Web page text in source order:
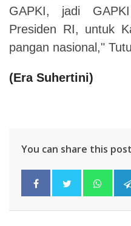
GAPKI, jadi
Presiden RI, untuk
pangan nasional,"
(Era Suhertini)
You can share this